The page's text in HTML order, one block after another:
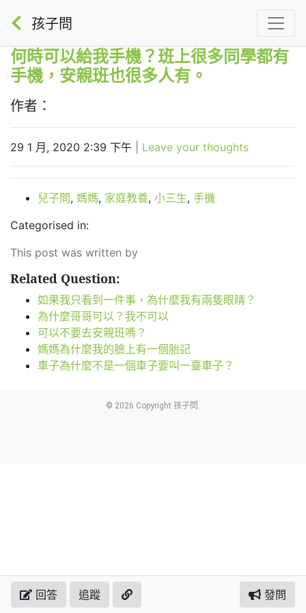
孩子問
何時可以給我手機？班上很多同學都有
手機，安親班也很多人有。
作者：
29 1 月, 2020 2:39 下午 Leave your thoughts
兒子問, 媽媽, 家庭教養, 小三生, 手機
Categorised in:
This post was written by
Related Question:
如果我只看到一件事，為什麼我有兩隻眼睛？
為什麼哥哥可以？我不可以
可以不要去安親班嗎？
媽媽為什麼我的臉上有一個胎記
車子為什麼不是一個車子要叫一臺車子？
© 2026 Copyright 孩子問.
回答 追蹤 發問